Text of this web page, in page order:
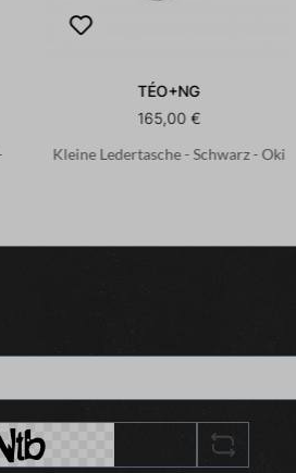
TÉO+NG
165,00 €
Kleine Ledertasche - Schwarz - Oki